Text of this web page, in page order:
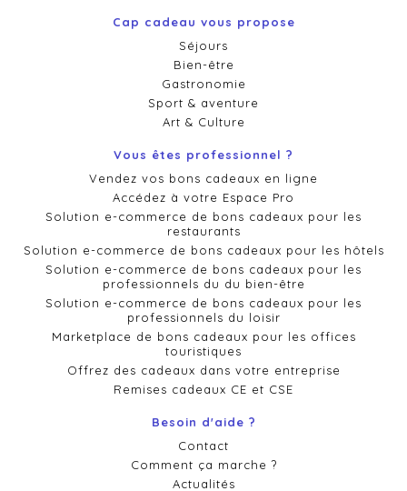
Cap cadeau vous propose
Séjours
Bien-être
Gastronomie
Sport & aventure
Art & Culture
Vous êtes professionnel ?
Vendez vos bons cadeaux en ligne
Accédez à votre Espace Pro
Solution e-commerce de bons cadeaux pour les
restaurants
Solution e-commerce de bons cadeaux pour les hôtels
Solution e-commerce de bons cadeaux pour les
professionnels du du bien-être
Solution e-commerce de bons cadeaux pour les
professionnels du loisir
Marketplace de bons cadeaux pour les offices
touristiques
Offrez des cadeaux dans votre entreprise
Remises cadeaux CE et CSE
Besoin d'aide ?
Contact
Comment ça marche ?
Actualités